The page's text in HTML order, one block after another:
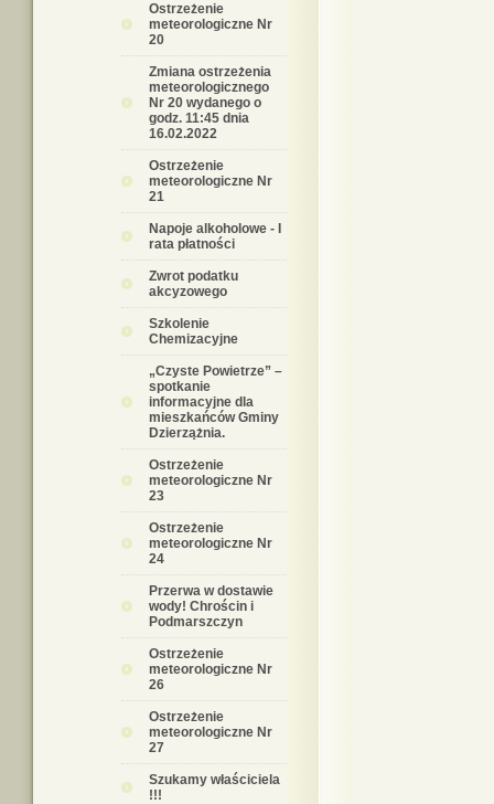
Ostrzeżenie
meteorologiczne Nr
20
Zmiana ostrzeżenia
meteorologicznego
Nr 20 wydanego o
godz. 11:45 dnia
16.02.2022
Ostrzeżenie
meteorologiczne Nr
21
Napoje alkoholowe - I
rata płatności
Zwrot podatku
akcyzowego
Szkolenie
Chemizacyjne
„Czyste Powietrze” –
spotkanie
informacyjne dla
mieszkańców Gminy
Dzierzążnia.
Ostrzeżenie
meteorologiczne Nr
23
Ostrzeżenie
meteorologiczne Nr
24
Przerwa w dostawie
wody! Chrościn i
Podmarszczyn
Ostrzeżenie
meteorologiczne Nr
26
Ostrzeżenie
meteorologiczne Nr
27
Szukamy właściciela
!!!